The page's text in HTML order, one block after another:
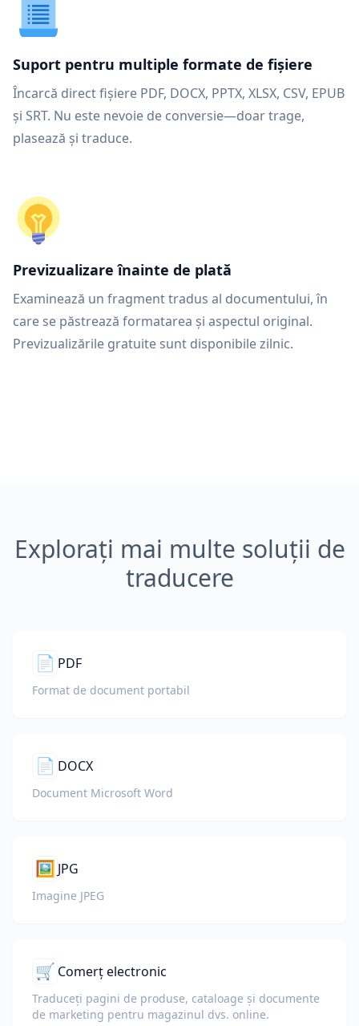
Suport pentru multiple formate de fișiere
Încarcă direct fișiere PDF, DOCX, PPTX, XLSX, CSV, EPUB
și SRT. Nu este nevoie de conversie—doar trage,
plasează și traduce.
Previzualizare înainte de plată
Examinează un fragment tradus al documentului, în
care se păstrează formatarea și aspectul original.
Previzualizările gratuite sunt disponibile zilnic.
Explorați mai multe soluții de
traducere
📄 PDF
Format de document portabil
📄 DOCX
Document Microsoft Word
🖼️ JPG
Imagine JPEG
🛒 Comerț electronic
Traduceți pagini de produse, cataloage și documente
de marketing pentru magazinul dvs. online.